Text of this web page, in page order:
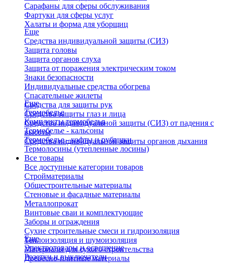
Сарафаны для сферы обслуживания
Фартуки для сферы услуг
Халаты и форма для уборщиц
Еще
Средства индивидуальной защиты (СИЗ)
Защита головы
Защита органов слуха
Защита от поражения электрическим током
Знаки безопасности
Индивидуальные средства обогрева
Спасательные жилеты
Средства для защиты рук
Средства защиты глаз и лица
Средства индивидуальной защиты (СИЗ) от падения с
высоты
Средства индивидуальной защиты органов дыхания
Еще
Термобелье
Комплекты термобелья
Термобелье - кальсоны
Термобелье - кофты и рубашки
Термолосины (утепленные лосины)
Все товары
Все доступные категории товаров
Стройматериалы
Общестроительные материалы
Стеновые и фасадные материалы
Металлопрокат
Винтовые сваи и комплектующие
Заборы и ограждения
Сухие строительные смеси и гидроизоляция
Теплоизоляция и шумоизоляция
Материалы для сухого строительства
Древесно-плитные материалы
Еще
Электротовары и освещение
Розетки и выключатели